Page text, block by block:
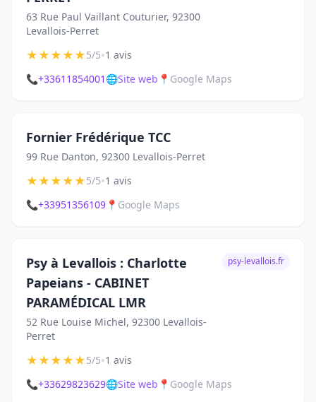
63 Rue Paul Vaillant Couturier, 92300
Levallois-Perret
★★★★★5/5•1 avis
📞+33611854001 🌐Site web 📍 Google Maps
Fornier Frédérique TCC
99 Rue Danton, 92300 Levallois-Perret
★★★★★5/5•1 avis
📞+33951356109 📍 Google Maps
Psy à Levallois : Charlotte
Papeians - CABINET
PARAMÉDICAL LMR
52 Rue Louise Michel, 92300 Levallois-
Perret
psy-levallois.fr
★★★★★5/5•1 avis
📞+33629823629🌐Site web 📍 Google Maps